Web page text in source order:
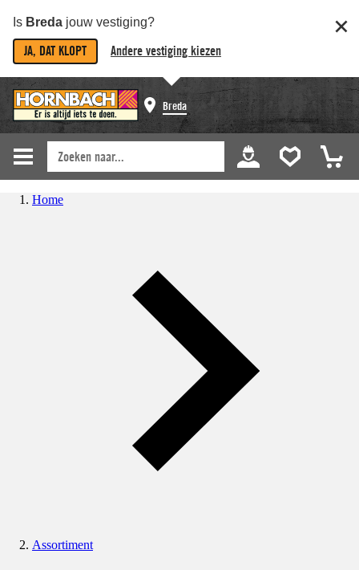
Is Breda jouw vestiging?
JA, DAT KLOPT Andere vestiging kiezen
Breda
Home
Assortiment